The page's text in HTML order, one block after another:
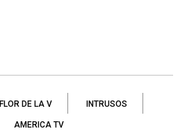
FLOR DE LA V INTRUSOS
AMERICA TV